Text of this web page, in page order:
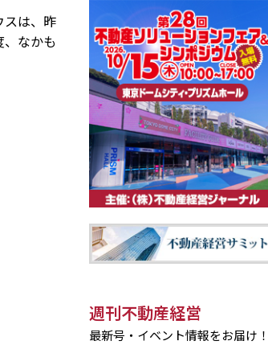
スは、昨
なかも
週刊不動産経営
最新号・イベント情報をお届け！